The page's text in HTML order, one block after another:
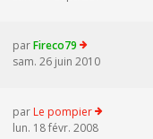
parFireco79
sam. 26 juin 2010
par Le pompier
lun. 18 févr. 2008